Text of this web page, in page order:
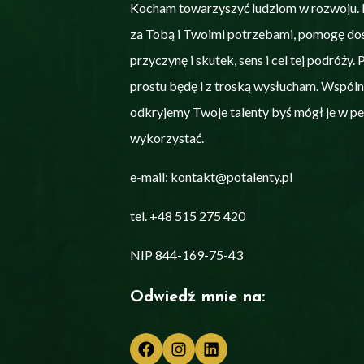
Kocham towarzyszyć ludziom w rozwoju.
za Tobą i Twoimi potrzebami, pomogę
przyczynę i skutek, sens i cel tej podróży.
prostu będę i z troską wysłucham.
odkryjemy Twoje talenty byś mógł je w
wykorzystać.
e-mail: kontakt@potalenty.pl
tel. +48 515 275 420
NIP 844-169-75-43
Odwiedź mnie na:
Instagram